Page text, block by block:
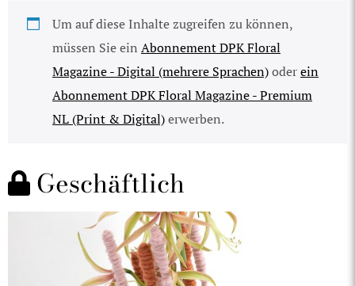
Um auf diese Inhalte zugreifen zu können,
müssen Sie ein Abonnement DPK Floral
Magazine - Digital (mehrere Sprachen)oderein
Abonnement DPK Floral Magazine - Premium
NL (Print & Digital)erwerben.
Geschäftlich